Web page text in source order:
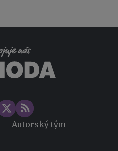
Autorský tým